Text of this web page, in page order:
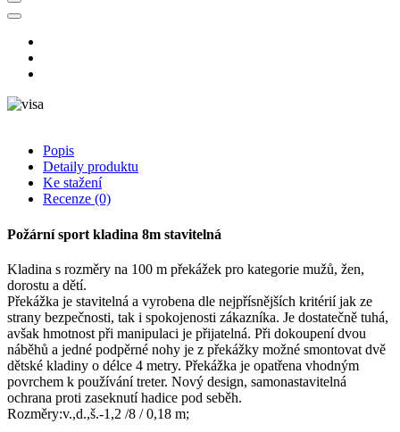
Popis
Detaily produktu
Ke stažení
Recenze (0)
Požární sport kladina 8m stavitelná
Kladina s rozměry na 100 m překážek pro kategorie mužů, žen,
dorostu a dětí.
Překážka je stavitelná a vyrobena dle nejpřísnějších kritérií jak ze
strany bezpečnosti, tak i spokojenosti zákazníka. Je dostatečně tuhá,
avšak hmotnost při manipulaci je přijatelná. Při dokoupení dvou
náběhů a jedné podpěrné nohy je z překážky možné smontovat dvě
dětské kladiny o délce 4 metry. Překážka je opatřena vhodným
povrchem k používání treter. Nový design, samonastavitelná
ochrana proti zaseknutí hadice pod seběh.
Rozměry:v.,d.,š.-1,2 /8 / 0,18 m;